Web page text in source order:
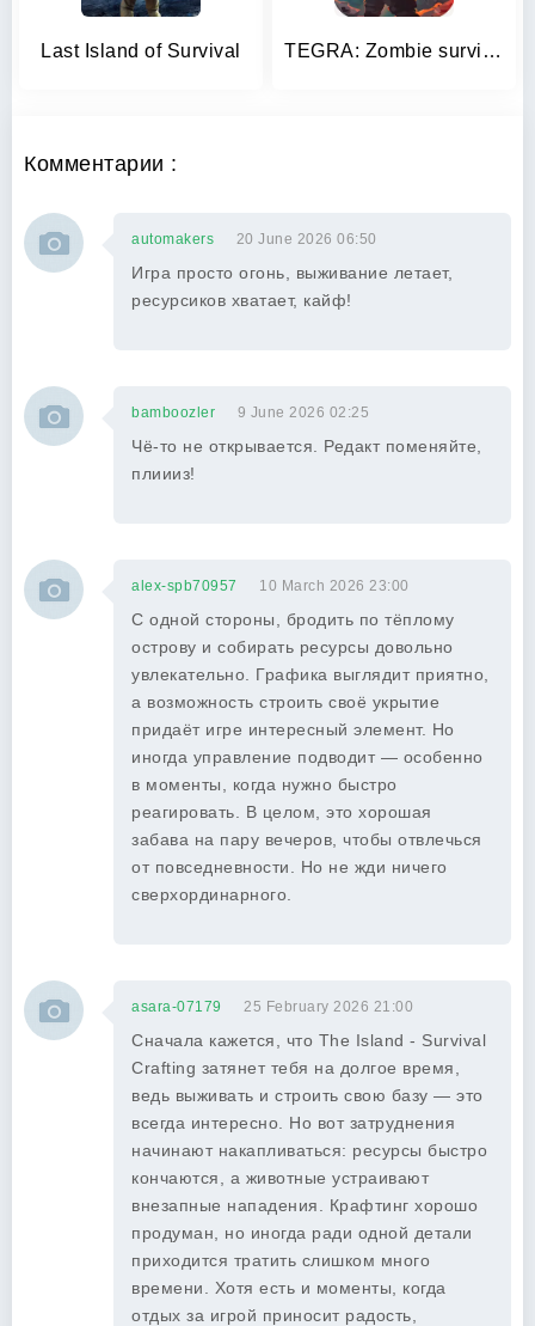
Last Island of Survival TEGRA: Zombie survival island
Комментарии :
automakers 20 June 2026 06:50
Игра просто огонь, выживание летает,
ресурсиков хватает, кайф!
bamboozler 9 June 2026 02:25
Чё-то не открывается. Редакт поменяйте,
плиииз!
alex-spb70957 10 March 2026 23:00
С одной стороны, бродить по тёплому
острову и собирать ресурсы довольно
увлекательно. Графика выглядит приятно,
а возможность строить своё укрытие
придаёт игре интересный элемент. Но
иногда управление подводит — особенно
в моменты, когда нужно быстро
реагировать. В целом, это хорошая
забава на пару вечеров, чтобы отвлечься
от повседневности. Но не жди ничего
сверхординарного.
asara-07179 25 February 2026 21:00
Сначала кажется, что The Island - Survival
Crafting затянет тебя на долгое время,
ведь выживать и строить свою базу — это
всегда интересно. Но вот затруднения
начинают накапливаться: ресурсы быстро
кончаются, а животные устраивают
внезапные нападения. Крафтинг хорошо
продуман, но иногда ради одной детали
приходится тратить слишком много
времени. Хотя есть и моменты, когда
отдых за игрой приносит радость,